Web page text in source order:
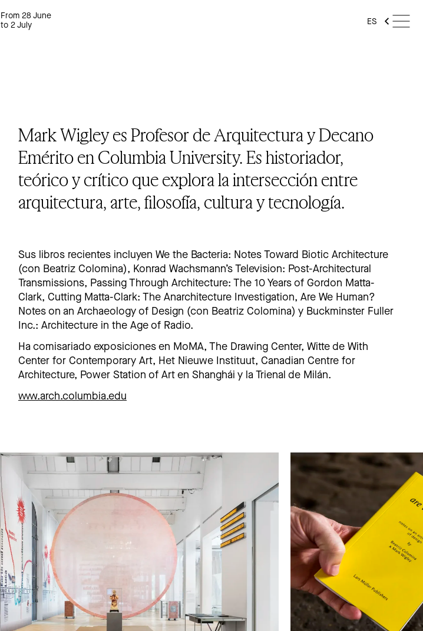
From 28 June
to 2 July
ES
Mark Wigley es Profesor de Arquitectura y Decano
Emérito en Columbia University. Es historiador,
teórico y crítico que explora la intersección entre
arquitectura, arte, filosofía, cultura y tecnología.
Sus libros recientes incluyen We the Bacteria: Notes Toward Biotic Architecture
(con Beatriz Colomina), Konrad Wachsmann’s Television: Post-Architectural
Transmissions, Passing Through Architecture: The 10 Years of Gordon Matta-
Clark, Cutting Matta-Clark: The Anarchitecture Investigation, Are We Human?
Notes on an Archaeology of Design (con Beatriz Colomina) y Buckminster Fuller
Inc.: Architecture in the Age of Radio.
Ha comisariado exposiciones en MoMA, The Drawing Center, Witte de With
Center for Contemporary Art, Het Nieuwe Instituut, Canadian Centre for
Architecture, Power Station of Art en Shanghái y la Trienal de Milán.
www.arch.columbia.edu